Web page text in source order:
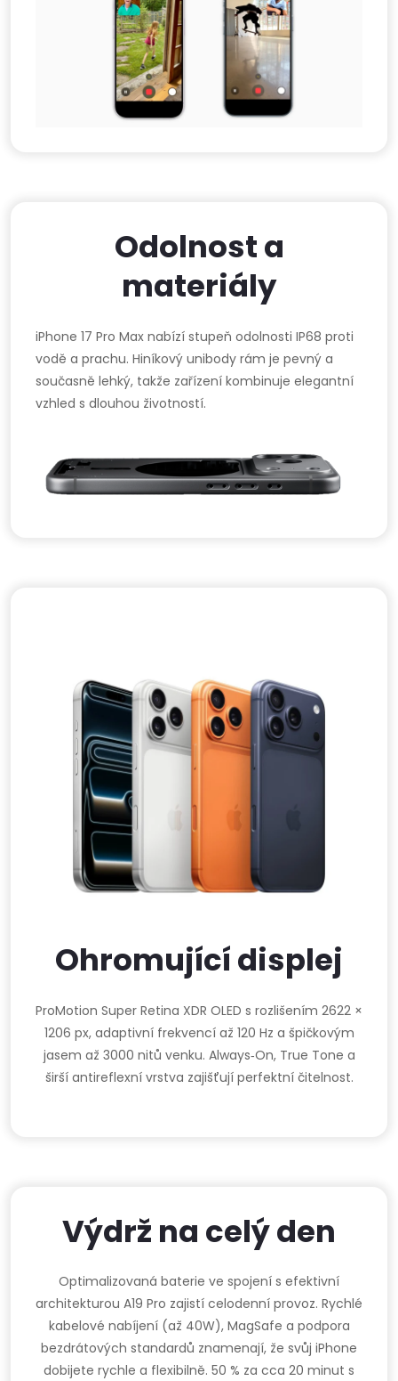
Odolnost a
materiály
iPhone 17 Pro Max nabízí stupeň odolnosti IP68 proti
vodě a prachu. Hiníkový unibody rám je pevný a
současně lehký, takže zařízení kombinuje elegantní
vzhled s dlouhou životností.
Ohromující displej
ProMotion Super Retina XDR OLED s rozlišením 2622 ×
1206 px, adaptivní frekvencí až 120 Hz a špičkovým
jasem až 3000 nitů venku. Always‑On, True Tone a
širší antireflexní vrstva zajišťují perfektní čitelnost.
Výdrž na celý den
Optimalizovaná baterie ve spojení s efektivní
architekturou A19 Pro zajistí celodenní provoz. Rychlé
kabelové nabíjení (až 40W), MagSafe a podpora
bezdrátových standardů znamenají, že svůj iPhone
dobijete rychle a flexibilně. 50 % za cca 20 minut s